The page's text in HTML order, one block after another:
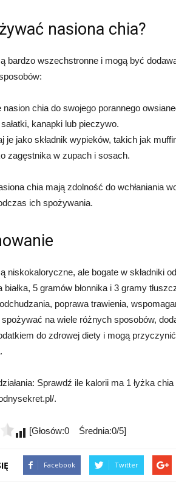
nasiona chia?
bardzo wszechstronne i mogą być
nasion chia do swojego porannego
kanapki lub pieczywo.
je jako składnik wypieków, takich jak
zagęstnika w zupach i sosach.
chia mają zdolność do wchłaniania
ich spożywania.
niskokaloryczne, ale bogate w składniki
białka, 5 gramów błonnika i 3 gramy
poprawa trawienia,
na wiele różnych sposobów,
do zdrowej diety i mogą
Sprawdź ile kalorii ma 1 łyżka
.
[Głosów:0 Średnia:0/5]
Facebook Twitter